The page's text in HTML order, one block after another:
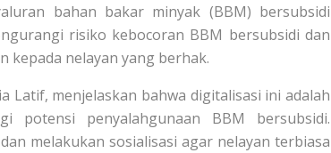
bahan bakar minyak (BBM) bersubsidi
risiko kebocoran BBM bersubsidi dan
kepada nelayan yang berhak.
Latif, menjelaskan bahwa digitalisasi ini adalah
potensi penyalahgunaan BBM bersubsidi.
melakukan sosialisasi agar nelayan terbiasa